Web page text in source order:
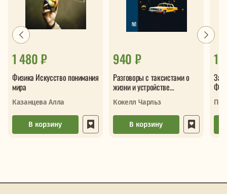
1 480 ₽
Физика Искусство понимания
мира
Казанцева Алла
В корзину
940 ₽
Разговоры с таксистами о
жизни и устройстве
Вселенной
Кокелл Чарльз
В корзину
1